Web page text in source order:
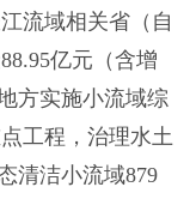
流域相关省（自
亿元（含增
方实施小流域综
工程，治理水土
清洁小流域879